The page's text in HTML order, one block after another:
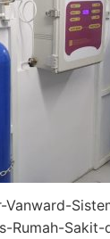
Vanward-
Rumah-Sakit-